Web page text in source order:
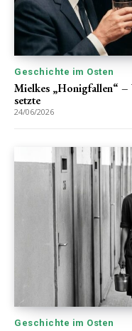
Geschichte im Osten
Mielkes „Honigfallen“ –
setzte
24/06/2026
Geschichte im Osten